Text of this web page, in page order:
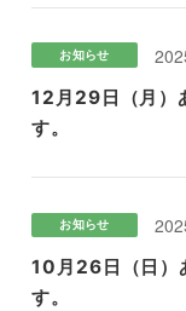
お知らせ
12月29日（月）
す。
お知らせ
10月26日（日）
す。